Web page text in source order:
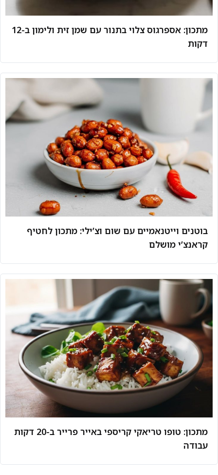
מתכון: אספרגוס צלוי בתנור עם שמן זית ולימון ב-12
דקות
בוטנים וייטנאמיים עם שום וצ’ילי: מתכון לחטיף
קראנצ’י מושלם
מתכון: טופו טריאקי קריספי באייר פרייר ב-20 דקות
עבודה